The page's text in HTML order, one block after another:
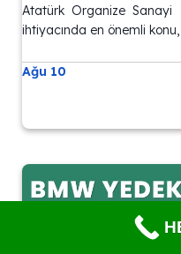
Atatürk Organize Sanayi
ihtiyacında en önemli
Ağu 10